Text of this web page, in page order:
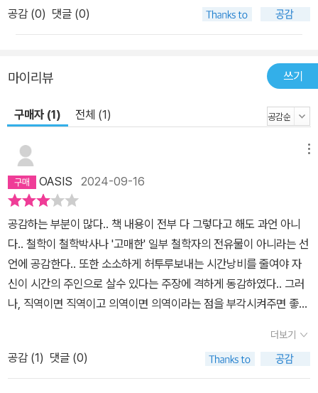
우리가 삶의 도전에 대처할 수 있도록 만들어주며, 약간 시간을 들여
훈련하면 언제 어디서든 행할 수 있다. 두 번째는 ‘삶의 힘든 상황을
복하는 방법이다. 세 번째는 ‘힘든 인간관계를 위한 원칙’으로, 날 힘
처럼 매일 삶이라는 훈련장에 나와서 이러한 원칙들을 연습하라고 말
한다. 그리고 훈련법으로 자발적으로 불편해지기, 죽음에 대해 깊이
생각해보기, 아침에 하루를 준비하는 일과를 꾸리기, 저녁에 하루를
평가하기, 본보기 정하기, 불필요한 일 없애기 등을 제안했다. 한 가지
특기할 만한 것은 ‘부정적 시각화’(Negative visualization)이다.
이는 나쁜 일을 예측하고 그려보는 상상력 훈련으로, 이런 훈련으로
우리는 침착성을 유지하고 삶에 어떤 일이 닥치더라도 효과적으로 대
처할 준비를 할 수 있다. 세네카의 말을 기억하자. “행운의 여신은 예
상하지 못하는 사람들에게 크게 부담을 지운다. 항상 경계하며 세심
하게 살피는 사람이 잘 견딘다.” 삶이 순조롭게 흘러가고 있으면 스토
아 철학의 원칙으로 살아가기 쉽지만 삶이, 그리고 다른 사람들이 우
리에게 타격을 가하면 우리가 훈련했던 것들은 곧장 시험대에 오른
다. 마이크 타이슨은 “한 대 얻어맞기 전까지는 누구에게나 그럴싸한
공감 (0) 댓글 (0)
마이리뷰 쓰기
구매자 (1) 전체 (1)
OASIS 2024-09-16
공감하는 부분이 많다.. 책 내용이 전부 다 그렇다고 해도 과언 아니
다.. 철학이 철학박사나 '고매한' 일부 철학자의 전유물이 아니라는 선
언에 공감한다.. 또한 소소하게 허투루보내는 시간낭비를 줄여야 자
신이 시간의 주인으로 살수 있다는 주장에 격하게 동감하였다.. 그러
나, 직역이면 직역이고 의역이면 의역이라는 점을 부각시켜주면 좋겠
아무런 문제가 없지 않을까한다.. 어색한 번역으로 인해 읽기 불편한
문장이 여럿 있다.. 나만 그런가??
더보기
공감 (1) 댓글 (0)